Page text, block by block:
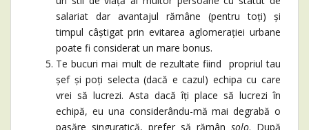
salariat dar avantajul rămâne (pentru toți) și
timpul câștigat prin evitarea aglomerației urbane
poate fi considerat un mare bonus.
Te bucuri mai mult de rezultate fiind propriul tau
șef și poți selecta (dacă e cazul) echipa cu care
vrei să lucrezi. Asta dacă îți place să lucrezi în
echipă, eu una considerându-mă mai degrabă o
pasăre singuratică, prefer să rămân solo. După